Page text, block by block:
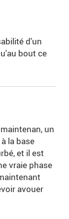
d'un
bout ce
un
la base
et il est
vraie phase
avouer